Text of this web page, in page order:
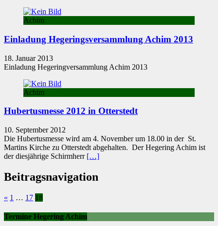
Achim
Einladung Hegeringsversammlung Achim 2013
18. Januar 2013
Einladung Hegeringversammlung Achim 2013
Achim
Hubertusmesse 2012 in Otterstedt
10. September 2012
Die Hubertusmesse wird am 4. November um 18.00 in der St.
Martins Kirche zu Otterstedt abgehalten. Der Hegering Achim ist
der diesjährige Schirmherr […]
Beitragsnavigation
« 1 … 17 18
Termine Hegering Achim